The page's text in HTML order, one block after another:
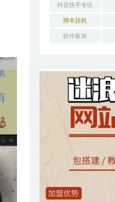
抖音快手专区
脚本挂机
软件板块